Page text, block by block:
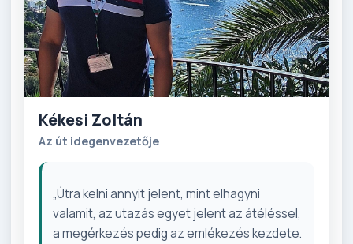
Kékesi Zoltán
Az út idegenvezetője
„Útra kelni annyit jelent, mint elhagyni
valamit, az utazás egyet jelent az átéléssel,
a megérkezés pedig az emlékezés kezdete.